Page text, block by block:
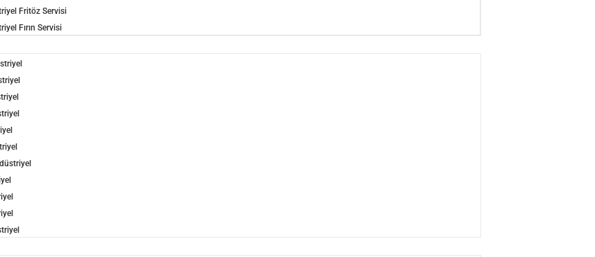
Fritöz Servisi
Fırın Servisi